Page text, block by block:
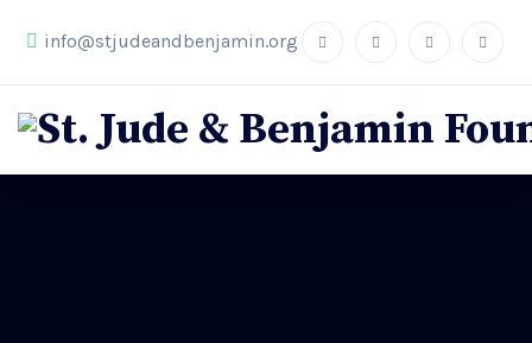
info@stjudeandbenjamin.org